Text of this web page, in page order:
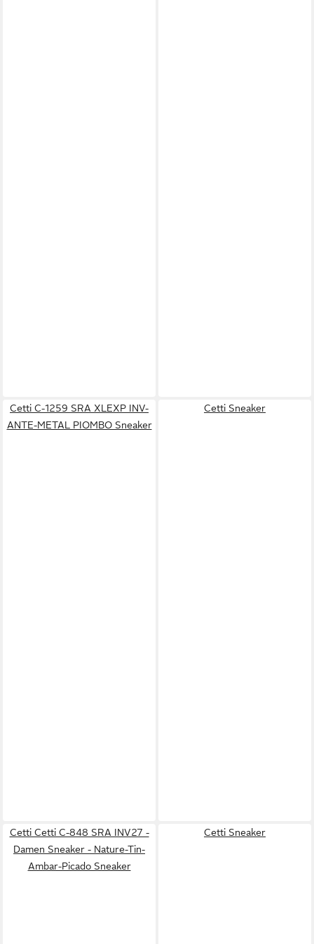
Cetti C-1259 SRA XLEXP INV-
ANTE-METAL PIOMBO Sneaker
Cetti Sneaker
Cetti Cetti C-848 SRA INV27 -
Damen Sneaker - Nature-Tin-
Ambar-Picado Sneaker
Cetti Sneaker